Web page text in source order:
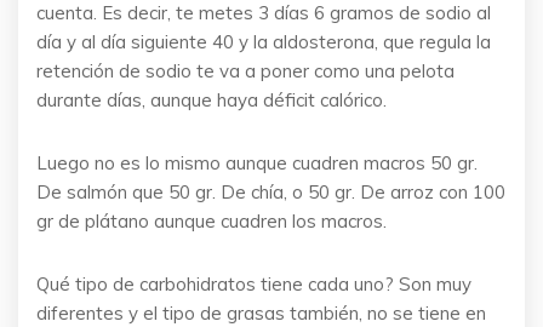
cuenta. Es decir, te metes 3 días 6 gramos de sodio al
día y al día siguiente 40 y la aldosterona, que regula la
retención de sodio te va a poner como una pelota
durante días, aunque haya déficit calórico.
Luego no es lo mismo aunque cuadren macros 50 gr.
De salmón que 50 gr. De chía, o 50 gr. De arroz con 100
gr de plátano aunque cuadren los macros.
Qué tipo de carbohidratos tiene cada uno? Son muy
diferentes y el tipo de grasas también, no se tiene en